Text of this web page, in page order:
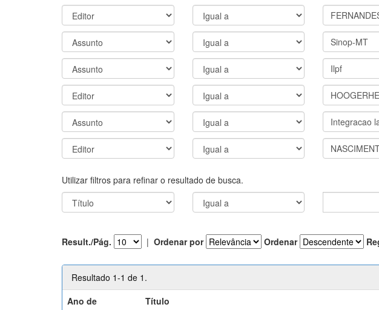
Utilizar filtros para refinar o resultado de busca.
Result./Pág. | Ordenar por Ordenar
Resultado 1-1 de 1.
Ano de
Título